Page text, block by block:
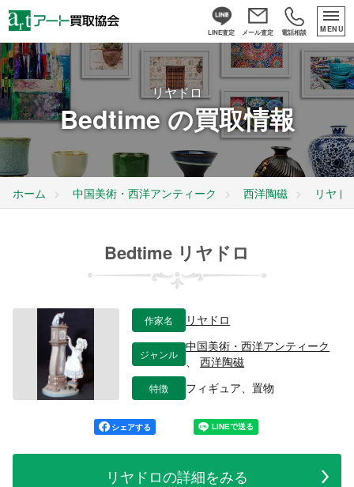
LINE査定 メール査定 電話相談 MENU
リヤドロ
Bedtime の買取情報
ホーム 中国美術・西洋アンティーク 西洋陶磁 リヤド
Bedtime リヤドロ
作家名 リヤドロ
ジャンル
中国美術・西洋アンティーク
、西洋陶磁
特徴 フィギュア、置物
シェアする
リヤドロの詳細をみる